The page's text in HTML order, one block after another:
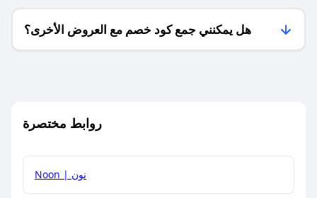
هل يمكنني جمع كود خصم مع العروض الأخرى؟
روابط مختصرة
Noon | نون